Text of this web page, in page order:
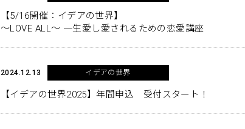
【5/16開催：イデアの世界】
〜LOVE ALL〜 一生愛し愛されるための恋愛講座
2024.12.13 イデアの世界
【イデアの世界2025】年間申込 受付スタート！